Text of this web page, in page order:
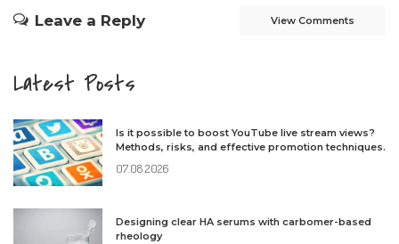
Leave a Reply View Comments
Latest Posts
Is it possible to boost YouTube live stream views?
Methods, risks, and effective promotion techniques.
07.08.2026
Designing clear HA serums with carbomer-based
rheology